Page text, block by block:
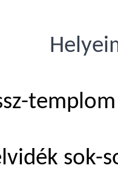
sok-